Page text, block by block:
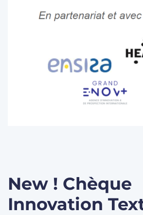
New ! Chèque
Innovation